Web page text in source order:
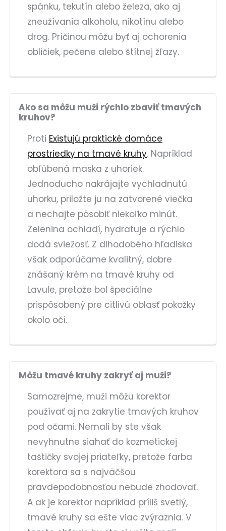
spánku, tekutín alebo železa, ako aj
zneužívania alkoholu, nikotínu alebo
drog. Príčinou môžu byť aj ochorenia
obličiek, pečene alebo štítnej žľazy.
Ako sa môžu muži rýchlo zbaviť tmavých
kruhov?
Proti Existujú praktické domáce
prostriedky na tmavé kruhy. Napríklad
obľúbená maska z uhoriek.
Jednoducho nakrájajte vychladnutú
uhorku, priložte ju na zatvorené viečka
a nechajte pôsobiť niekoľko minút.
Zelenina ochladí, hydratuje a rýchlo
dodá sviežosť. Z dlhodobého hľadiska
však odporúčame kvalitný, dobre
znášaný krém na tmavé kruhy od
Lavule, pretože bol špeciálne
prispôsobený pre citlivú oblasť pokožky
okolo očí.
Môžu tmavé kruhy zakryť aj muži?
Samozrejme, muži môžu korektor
používať aj na zakrytie tmavých kruhov
pod očami. Nemali by ste však
nevyhnutne siahať do kozmetickej
taštičky svojej priateľky, pretože farba
korektora sa s najväčšou
pravdepodobnosťou nebude zhodovať.
A ak je korektor napríklad príliš svetlý,
tmavé kruhy sa ešte viac zvýraznia. V